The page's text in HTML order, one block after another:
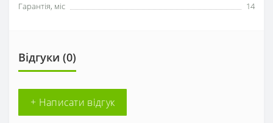
Гарантія, міс
14
Відгуки (0)
+ Написати відгук